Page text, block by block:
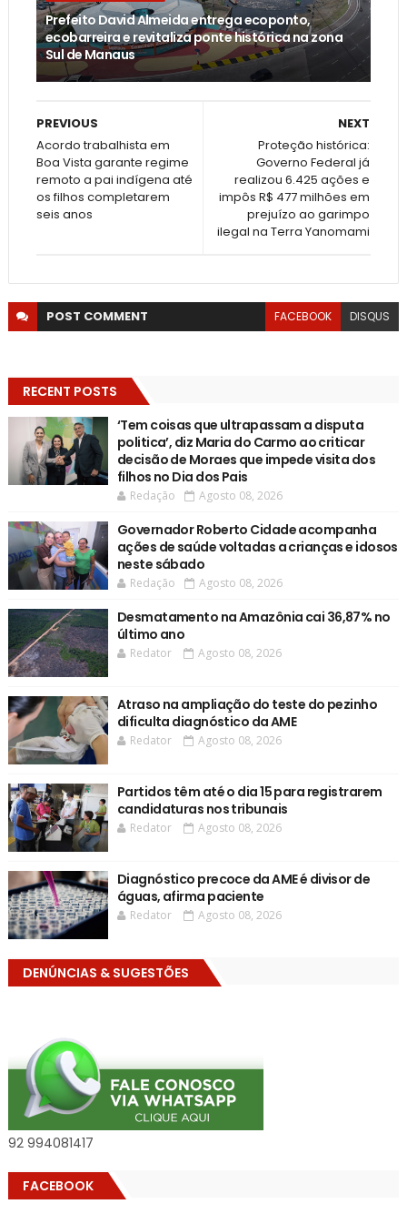
Prefeito David Almeida entrega ecoponto,
ecobarreira e revitaliza ponte histórica na zona
Sul de Manaus
NEXT
Proteção histórica:
Governo Federal já
realizou 6.425 ações e
impôs R$ 477 milhões em
prejuízo ao garimpo
ilegal na Terra Yanomami
PREVIOUS
Acordo trabalhista em
Boa Vista garante regime
remoto a pai indígena até
os filhos completarem
seis anos
POST COMMENT FACEBOOK DISQUS
RECENT POSTS
‘Tem coisas que ultrapassam a disputa
politica’, diz Maria do Carmo ao criticar
decisão de Moraes que impede visita dos
filhos no Dia dos Pais
Redação Agosto 08, 2026
Governador Roberto Cidade acompanha
ações de saúde voltadas a crianças e idosos
neste sábado
Redação Agosto 08, 2026
Desmatamento na Amazônia cai 36,87% no
último ano
Redator Agosto 08, 2026
Atraso na ampliação do teste do pezinho
dificulta diagnóstico da AME
Redator Agosto 08, 2026
Partidos têm até o dia 15 para registrarem
candidaturas nos tribunais
Redator Agosto 08, 2026
Diagnóstico precoce da AME é divisor de
águas, afirma paciente
Redator Agosto 08, 2026
DENÚNCIAS & SUGESTÕES
92 994081417
FACEBOOK